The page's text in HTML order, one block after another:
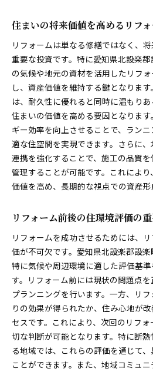
水回りのリフォームで快
壁や床の補修による安全
長持ちする素材選びのポ
定期的なメンテナンスの
地域気候に調和したリフォー
する
地域の気象条件を活かし
通風と採光を工夫した家
熱中症対策に効果的なリ
雨や雪に強い屋根と外壁
季節に応じた快適温度を保
環境に優しいエネルギーシ
住まいの将来価値を高めるリフ
リフォームは単なる修繕ではなく、
重要な投資です。特に愛知県北設楽
の気候や地元の資材を活用したリフ
し、資産価値を維持する鍵となりま
は、耐久性に優れると同時に温もり
住まいの価値を高める要因となりま
ギー効率を向上させることで、ラン
適な住空間を実現できます。さらに
連携を強化することで、施工の品質
管理することが可能です。これによ
価値を高め、長期的な視点での資産形
リフォーム前後の住環境評価の
リフォームを成功させるためには、
価が不可欠です。愛知県北設楽郡設楽
特に気候や周辺環境に適した評価基
す。リフォーム前には現状の問題点
プランニングを行います。一方、リ
りの効果が得られたか、住み心地が
セスです。これにより、次回のリフ
切な判断が可能となります。特に断
る地域では、これらの評価を通じて
ことができます。また、地域コミュ